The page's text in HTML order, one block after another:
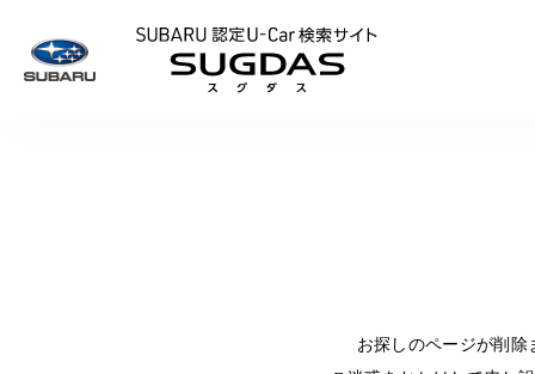
お探しのページが削